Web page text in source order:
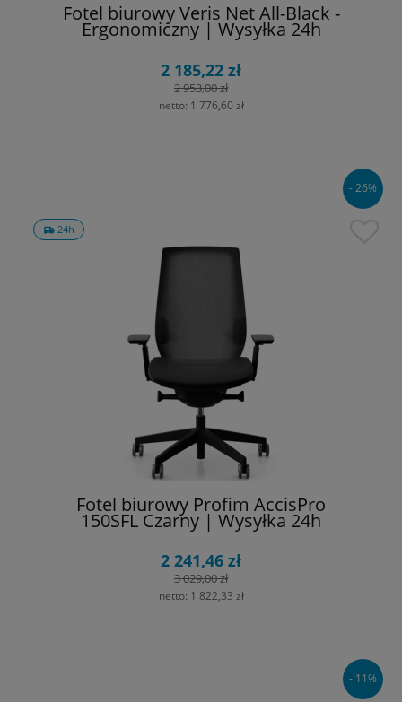
Fotel biurowy Veris Net All-Black -
Ergonomiczny | Wysyłka 24h
2 185,22 zł
2 953,00 zł
netto: 1 776,60 zł
24h
Fotel biurowy Profim AccisPro
150SFL Czarny | Wysyłka 24h
2 241,46 zł
3 029,00 zł
netto: 1 822,33 zł
- 26%
- 11%